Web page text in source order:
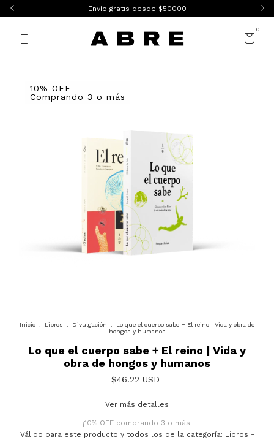
Envío gratis desde $50000
0
10% OFF
Comprando 3 o más
Inicio Libros Divulgación
Lo que el cuerpo sabe + El reino | Vida y obra de
hongos y humanos
Lo que el cuerpo sabe + El reino | Vida y
obra de hongos y humanos
$46.22 USD
Ver más detalles
¡10% OFF comprando 3 o más!
Válido para este producto y todos los de la categoría: Libros -